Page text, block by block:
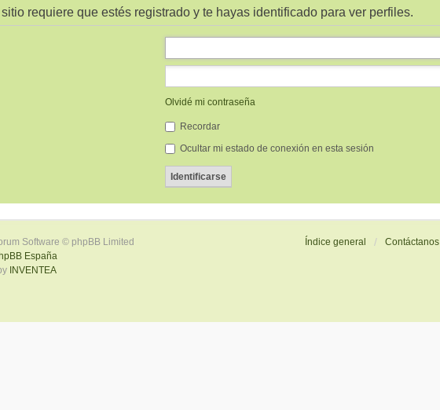
requiere que estés registrado y te hayas identificado para ver perfiles.
Olvidé mi contraseña
Recordar
Ocultar mi estado de conexión en esta sesión
Índice general Contáctanos
Software © phpBB Limited
España
INVENTEA